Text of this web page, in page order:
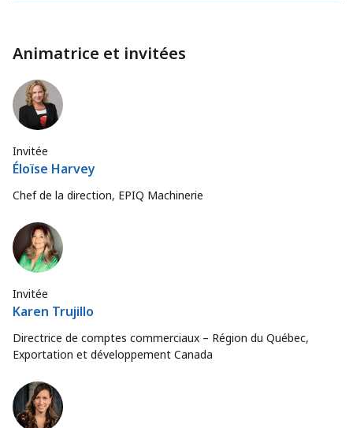
Animatrice et invitées
Invitée
Éloïse Harvey
Chef de la direction, EPIQ Machinerie
Invitée
Karen Trujillo
Directrice de comptes commerciaux – Région du Québec,
Exportation et développement Canada